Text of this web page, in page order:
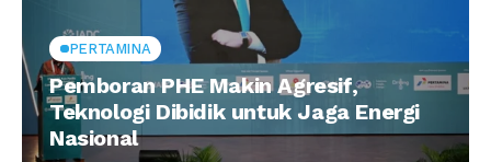
PERTAMINA
Pemboran PHE Makin Agresif,
Teknologi Dibidik untuk Jaga Energi
Nasional